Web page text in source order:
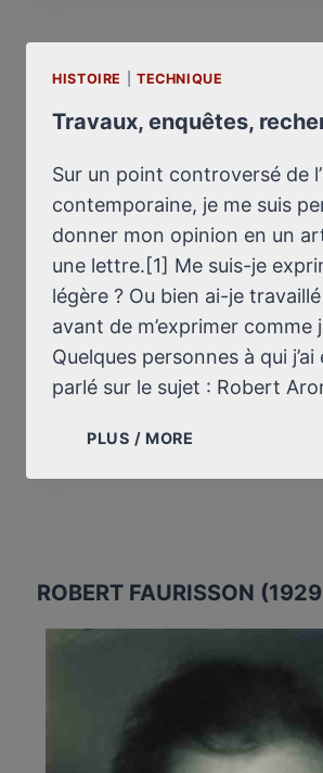
HISTOIRE TECHNIQUE
Travaux, enquêtes,
Sur un point controversé de
contemporaine, je me suis
donner mon opinion en un
une lettre.[1] Me suis-je
légère ? Ou bien ai-je
avant de m’exprimer comme
Quelques personnes à qui
parlé sur le sujet : Robert
PLUS / MORE
RECHERCHES
ROBERT FAURISSON